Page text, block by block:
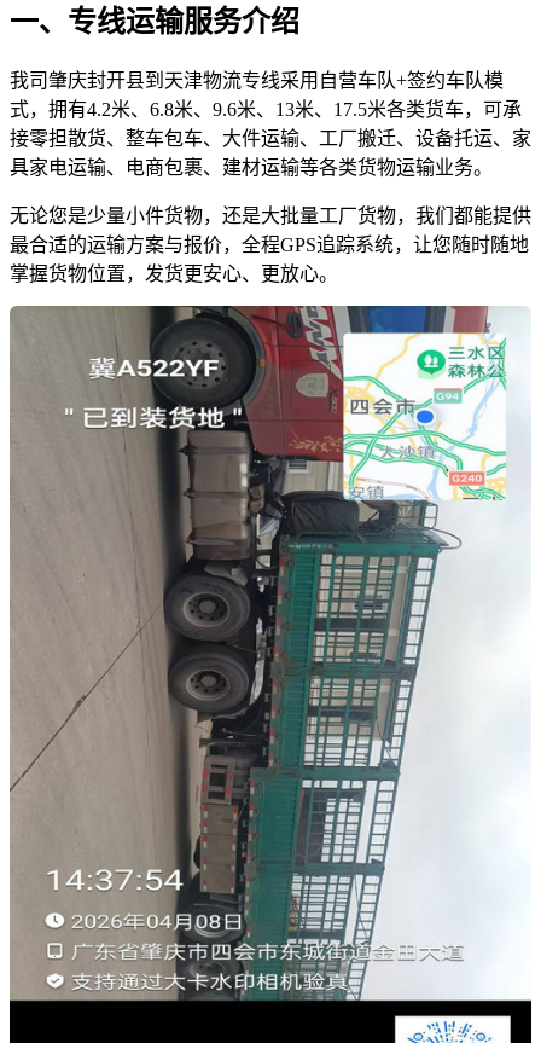
一、专线运输服务介绍
我司肇庆封开县到天津物流专线采用自营车队+签约车队模
式，拥有4.2米、6.8米、9.6米、13米、17.5米各类货车，可承
接零担散货、整车包车、大件运输、工厂搬迁、设备托运、家
具家电运输、电商包裹、建材运输等各类货物运输业务。
无论您是少量小件货物，还是大批量工厂货物，我们都能提供
最合适的运输方案与报价，全程GPS追踪系统，让您随时随地
掌握货物位置，发货更安心、更放心。